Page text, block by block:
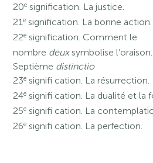
20e signification. La justice.
21e signification. La bonne action.
22e signification. Comment le
nombre deuxsymbolise l’oraison.
Septième distinctio
23e signifi cation. La résurrection.
24e signifi cation. La dualité et la
25e signifi cation. La
26e signifi cation. La perfection.